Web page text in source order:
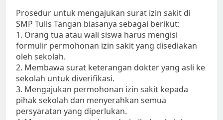
Prosedur untuk mengajukan surat izin sakit di
SMP Tulis Tangan biasanya sebagai berikut:
1. Orang tua atau wali siswa harus mengisi
formulir permohonan izin sakit yang disediakan
oleh sekolah.
2. Membawa surat keterangan dokter yang asli ke
sekolah untuk diverifikasi.
3. Mengajukan permohonan izin sakit kepada
pihak sekolah dan menyerahkan semua
persyaratan yang diperlukan.